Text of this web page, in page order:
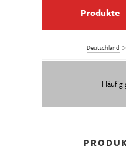
Produkte
Deutschland
Häufig